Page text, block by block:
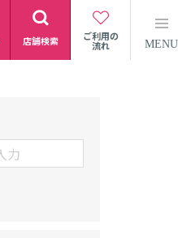
店舗検索 ご利用の
流れ MENU